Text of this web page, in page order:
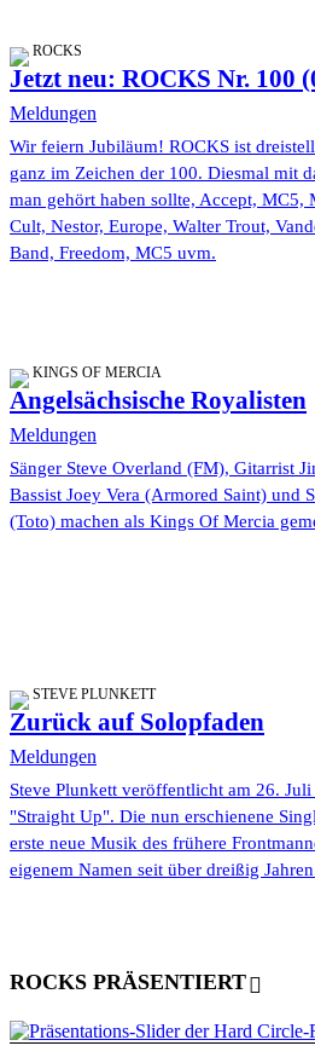
ROCKS
Jetzt neu: ROCKS Nr. 100
Meldungen
Wir feiern Jubiläum! ROCKS ist
ganz im Zeichen der 100. Diesmal mit
man gehört haben sollte, Accept, MC5,
Cult, Nestor, Europe, Walter Trout,
Band, Freedom, MC5 uvm.
KINGS OF MERCIA
Angelsächsische Royalisten
Meldungen
Sänger Steve Overland (FM), Gitarrist
Bassist Joey Vera (Armored Saint) und
(Toto) machen als Kings Of Mercia
STEVE PLUNKETT
Zurück auf Solopfaden
Meldungen
Steve Plunkett veröffentlicht am 26.
"Straight Up". Die nun erschienene
erste neue Musik des frühere
eigenem Namen seit über dreißig
ROCKS PRÄSENTIERT